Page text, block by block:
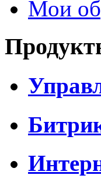
Мои